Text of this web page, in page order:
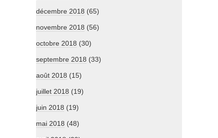
décembre 2018 (65)
novembre 2018 (56)
octobre 2018 (30)
septembre 2018 (33)
août 2018 (15)
juillet 2018 (19)
juin 2018 (19)
mai 2018 (48)